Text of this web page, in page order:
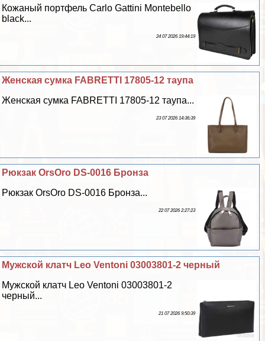
Кожаный портфель Carlo Gattini Montebello
black...
24 07 2026 19:44:19
Женская сумка FABRETTI 17805-12 таупа
Женская сумка FABRETTI 17805-12 таупа...
23 07 2026 14:36:39
Рюкзак OrsOro DS-0016 Бронза
Рюкзак OrsOro DS-0016 Бронза...
22 07 2026 2:27:23
Мужской клатч Leo Ventoni 03003801-2 черный
Мужской клатч Leo Ventoni 03003801-2
черный...
21 07 2026 9:50:39